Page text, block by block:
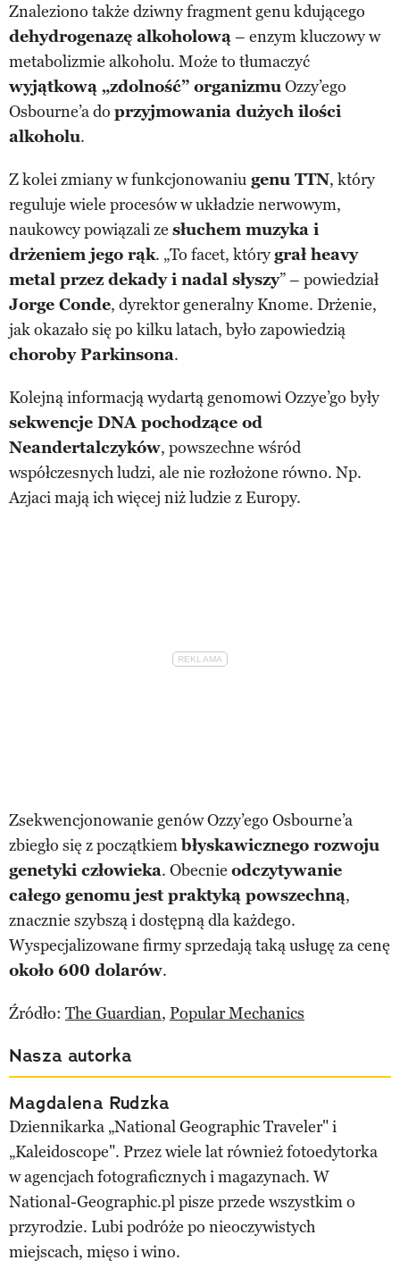
Znaleziono także dziwny fragment genu kdującego
dehydrogenazę alkoholową– enzym kluczowy w
metabolizmie alkoholu. Może to tłumaczyć
wyjątkową „zdolność” organizmuOzzy’ego
Osbourne’a do przyjmowania dużych ilości
alkoholu.
Z kolei zmiany w funkcjonowaniu genu TTN, który
reguluje wiele procesów w układzie nerwowym,
naukowcy powiązali ze słuchem muzyka i
drżeniem jego rąk. „To facet, którygrał heavy
metal przez dekady i nadal słyszy” – powiedział
Jorge Conde, dyrektor generalny Knome. Drżenie,
jak okazało się po kilku latach, było zapowiedzią
choroby Parkinsona.
Kolejną informacją wydartą genomowi Ozzye’go były
sekwencje DNA pochodzące od
Neandertalczyków, powszechne wśród
współczesnych ludzi, ale nie rozłożone równo. Np.
Azjaci mają ich więcej niż ludzie z Europy.
Zsekwencjonowanie genów Ozzy’ego Osbourne’a
zbiegło się z początkiembłyskawicznego rozwoju
genetyki człowieka. Obecnie odczytywanie
całego genomu jest praktyką powszechną,
znacznie szybszą i dostępną dla każdego.
Wyspecjalizowane firmy sprzedają taką usługę za cenę
około 600 dolarów.
Źródło: The Guardian, Popular Mechanics
Nasza autorka
Magdalena Rudzka
Dziennikarka „National Geographic Traveler" i
„Kaleidoscope". Przez wiele lat również fotoedytorka
w agencjach fotograficznych i magazynach. W
National-Geographic.pl pisze przede wszystkim o
przyrodzie. Lubi podróże po nieoczywistych
miejscach, mięso i wino.